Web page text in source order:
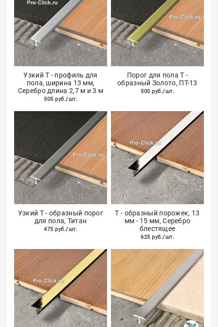
Узкий T - профиль для
пола, ширина 13 мм,
Серебро длина 2,7 м и 3 м
505 руб./шт.
Порог для пола Т -
образный Золото, ПТ-13
500 руб./шт.
Узкий Т - образный порог
для пола, Титан
475 руб./шт.
Т - образный порожек, 13
мм - 15 мм, Серебро
блестящее
625 руб./шт.